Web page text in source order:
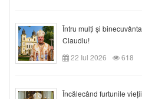
Întru mulți și
Claudiu!
22 Iul 2026
618
Încălecând furtunile